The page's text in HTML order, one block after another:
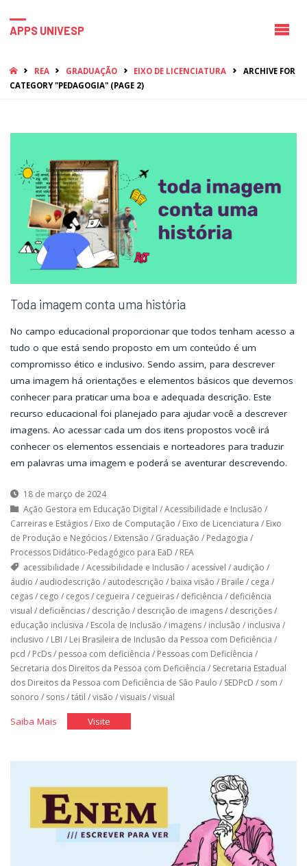
APPS UNIVESP
HOMEREA GRADUAÇÃO EIXO DE LICENCIATURA
ARCHIVE FOR
CATEGORY "PEDAGOGIA"(PAGE 2)
Toda imagem conta uma história
No campo educacional proporcionar que todos tenham acesso a
tudo o que está sendo proposto em um conteúdo é um
compromisso ético e inclusivo. Sendo assim, para descrever
uma imagem há orientações e elementos básicos que devemos
conhecer para praticar uma boa e adequada descrição. Este
recurso educacional foi planejado para ajudar você a descrever
imagens. Ao acessar cada um dos itens propostos você irá
conhecer os elementos essenciais e norteadores para traduzir
em palavras uma imagem e poderá se aventurar descrevendo.
18 de março de 2024
Ação Gestora em Educação Digital /Acessibilidade e Inclusão /
Carreiras e Estágios/ Eixo de Computação / Eixo de Licenciatura / Eixo
de Produção e Negócios/ Extensão / Graduação / Pedagogia /
Processos Didático-Pedagógico para EaD / REA
acessibilidade /Acessibilidade e Inclusão / acessível / audição /
áudio / audiodescrição / autodescrição / baixa visão / Braile / cega /
cegas/ cego / cegos/ cegueira / cegueiras/ deficiência / deficiência
visual / deficiências/ descrição / descrição de imagens/ descrições/
educação inclusiva / Escola de Inclusão / imagens/ inclusão / inclusiva /
inclusivo / LBI / Lei Brasileira de Inclusão da Pessoa com Deficiência /
pcd / PcDs/ pessoa com deficiência / Pessoas com Deficiência /
Secretaria dos Direitos da Pessoa com Deficiência / Secretaria Estadual
dos Direitos da Pessoa com Deficiência de São Paulo / SEDPcD / som /
sonoro / sons/tátil /visão /visuais/visual
Saiba Mais"Toda
história"
Visite"Toda
história"